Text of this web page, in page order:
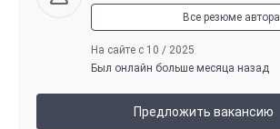
Все резюме автора
На сайте с 10 / 2025
Был онлайн больше месяца назад
Предложить вакансию